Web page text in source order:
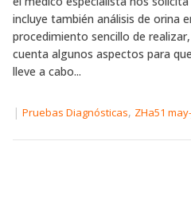
incluye también análisis de orina
procedimiento sencillo de
cuenta algunos aspectos para
lleve a cabo...
| Pruebas Diagnósticas, ZHa51